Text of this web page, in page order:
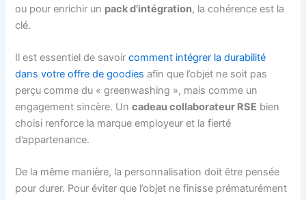
ou pour enrichir un pack d’intégration, la cohérence est la
clé.
Il est essentiel de savoircomment intégrer la durabilité
dans votre offre de goodies afin que l’objet ne soit pas
perçu comme du « greenwashing », mais comme un
engagement sincère. Uncadeau collaborateur RSE bien
choisi renforce la marque employeur et la fierté
d’appartenance.
De la même manière, la personnalisation doit être pensée
pour durer. Pour éviter que l’objet ne finisse prématurément